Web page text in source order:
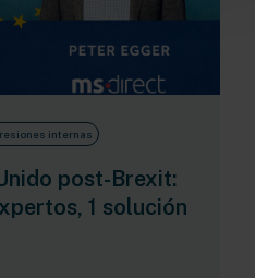
internas
post-Brexit:
1 solución